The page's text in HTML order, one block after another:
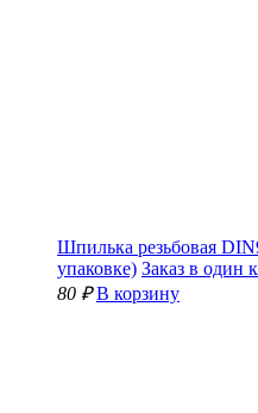
Шпилька резьбовая
упаковке) Заказ в один
80 ₽ В корзину